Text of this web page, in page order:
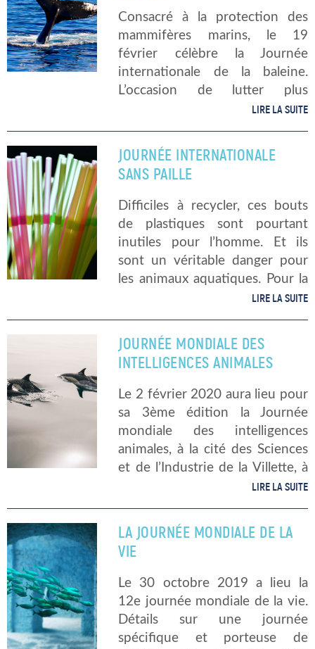
Consacré à la protection des
mammifères marins, le 19
février célèbre la Journée
internationale de la baleine.
L’occasion de lutter plus
concrètement contre la chasse
victime du réchauffement
climatique. Même si, en 1982, la
Commission […]
LIRE LA SUITE
JOURNÉE INTERNATIONALE
SANS PAILLE
Difficiles à recycler, ces bouts
de plastiques sont pourtant
inutiles pour l’homme. Et ils
sont un véritable danger pour
les animaux aquatiques. Pour la
troisième année consécutive on
internationale sans paille. À quoi
[…]
LIRE LA SUITE
JOURNÉE MONDIALE DES
INTELLIGENCES ANIMALES
Le 2 février 2020 aura lieu pour
sa 3ème édition la Journée
mondiale des intelligences
animales, à la cité des Sciences
et de l’Industrie de la Villette, à
Paris. Au programme, 4
l’initiative de Madame Yolaine
de […]
LIRE LA SUITE
LA JOURNÉE MONDIALE DE LA
VIE
Le 30 octobre 2019 a lieu la
12e journée mondiale de la vie.
Détails sur une journée
spécifique et porteuse de